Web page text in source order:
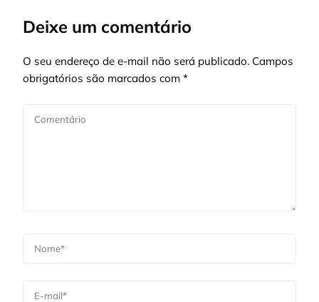
Deixe um comentário
O seu endereço de e-mail não será publicado. Campos
obrigatórios são marcados com *